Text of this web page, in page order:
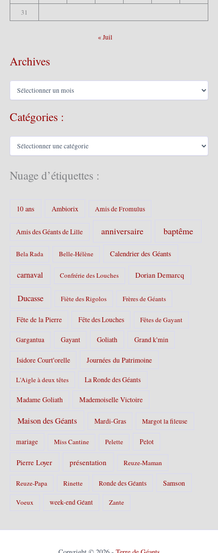
31
« Juil
Archives
A
h
s
Catégories :
C
é
g
Nuage d’étiquettes :
10 ans Ambiorix Amis de Fromulus
Amis des Géants de Lille anniversaire baptême
Bela Rada Belle-Hélène Calendrier des Géants
carnaval Confrérie des Louches Dorian Demarcq
Ducasse Fiète des Rigolos Frères de Géants
Fête de la Pierre Fête des Louches Fêtes de Gayant
Gargantua Gayant Goliath Grand k'min
Isidore Court'orelle Journées du Patrimoine
L'Aigle à deux têtes La Ronde des Géants
Madame Goliath Mademoiselle Victoire
Maison des Géants Mardi-Gras Margot la fileuse
mariage Miss Cantine Pelette Pelot
Pierre Loyer présentation Reuze-Maman
Reuze-Papa Rinette Ronde des Géants Samson
Voeux week-end Géant Zante